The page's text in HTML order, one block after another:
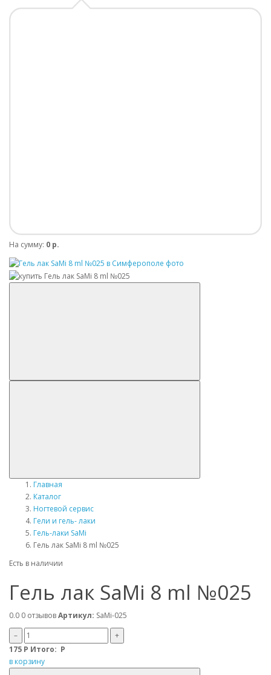
На сумму: 0 р.
Главная
Каталог
Ногтевой сервис
Гели и гель- лаки
Гель-лаки SaMi
Гель лак SaMi 8 ml №025
Есть в наличии
Гель лак SaMi 8 ml №025
0.0 0 отзывовАртикул: SaMi-025
–
+
175 Р Итого: Р
в корзину